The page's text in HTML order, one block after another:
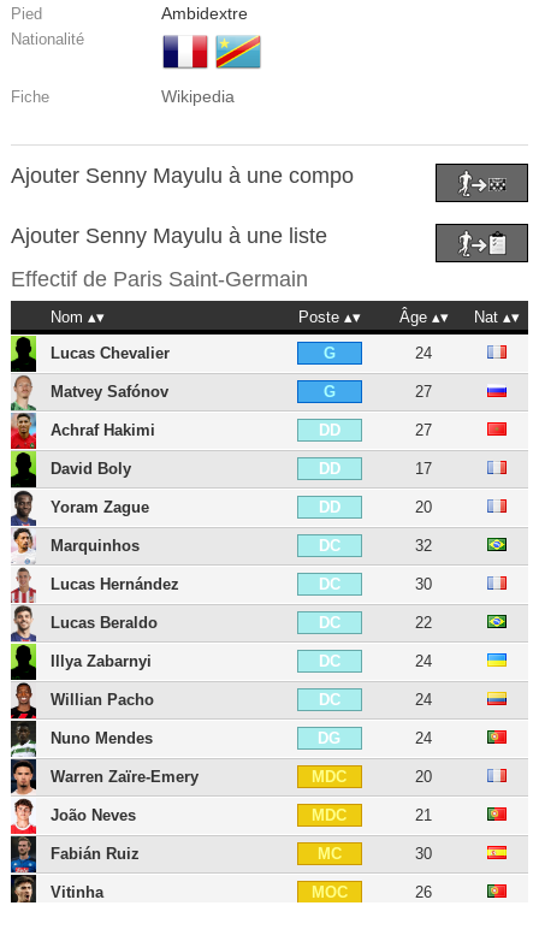
Pied Ambidextre
Nationalité
Fiche Wikipedia
Ajouter Senny Mayulu à une compo
Ajouter Senny Mayulu à une liste
Effectif de Paris Saint-Germain
Nom Poste Âge
Nat
Lucas Chevalier
G 24
Matvey Safónov G 27
Achraf Hakimi DD 27
David Boly DD 17
Yoram Zague DD 20
Marquinhos DC 32
Lucas Hernández DC 30
Lucas Beraldo DC 22
Illya Zabarnyi DC 24
Willian Pacho DC 24
Nuno Mendes DG 24
Warren Zaïre-Emery MDC 20
João Neves MDC 21
Fabián Ruiz MC 30
Vitinha MOC 26